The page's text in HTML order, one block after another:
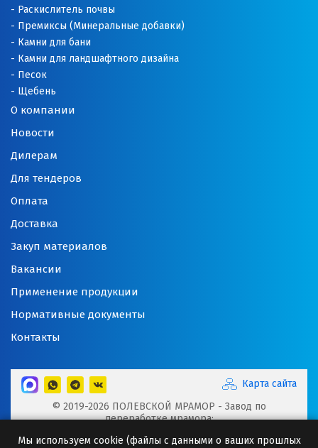
О компании
Новости
Дилерам
Для тендеров
Оплата
Доставка
Закуп материалов
Вакансии
Применение продукции
Нормативные документы
Контакты
Раскислитель почвы
Премиксы (Минеральные добавки)
Камни для бани
Камни для ландшафтного дизайна
Песок
Щебень
Карта сайта
© 2019-2026 ПОЛЕВСКОЙ МРАМОР - Завод по
переработке мрамора:
Минеральные порошки, Добавки для буровых растворов
Мы используем cookie (файлы с данными о ваших прошлых